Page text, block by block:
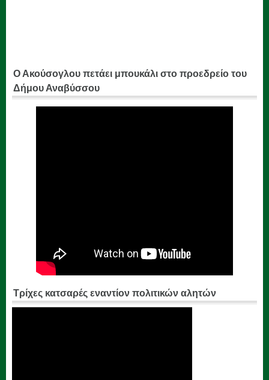
Ο Ακούσογλου πετάει μπουκάλι στο προεδρείο του
Δήμου Αναβύσσου
Τρίχες κατσαρές εναντίον πολιτικών αλητών